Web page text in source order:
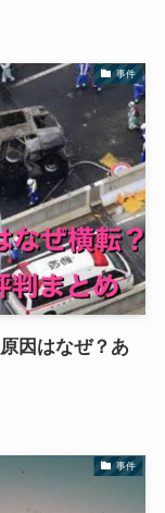
事件
因はなぜ？あ
事件